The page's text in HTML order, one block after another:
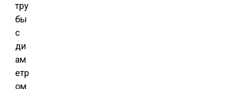
тру
бы
с
ди
ам
етр
ом